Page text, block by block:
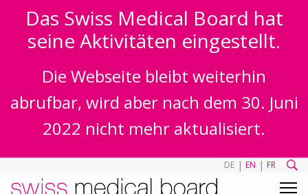
Das Swiss Medical Board hat
seine Aktivitäten eingestellt.
Die Webseite bleibt weiterhin
abrufbar, wird aber nach dem 30. Juni
2022 nicht mehr aktualisiert.
DE | EN | FR